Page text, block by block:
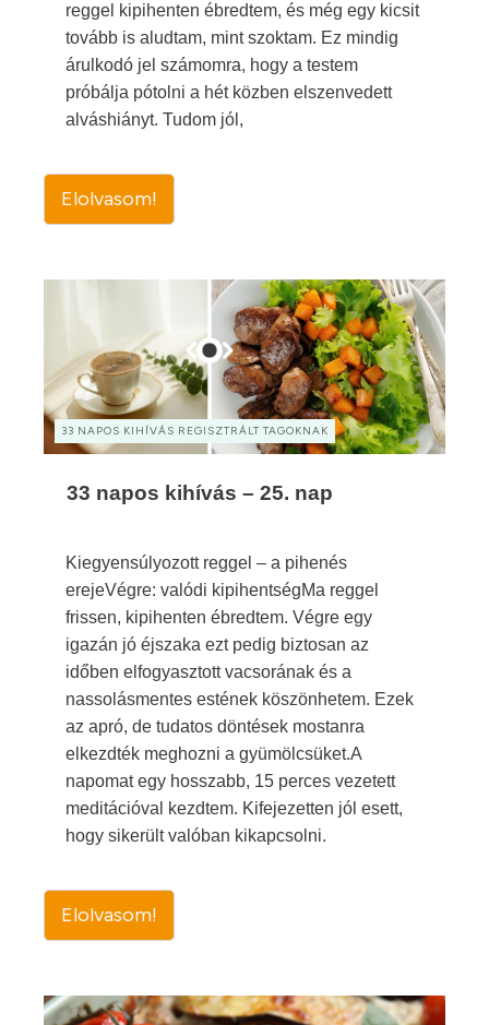
reggel kipihenten ébredtem, és még egy kicsit
tovább is aludtam, mint szoktam. Ez mindig
árulkodó jel számomra, hogy a testem
próbálja pótolni a hét közben elszenvedett
alváshiányt. Tudom jól,
Elolvasom!
33 NAPOS KIHÍVÁS REGISZTRÁLT TAGOKNAK
33 napos kihívás – 25. nap
Kiegyensúlyozott reggel – a pihenés
erejeVégre: valódi kipihentségMa reggel
frissen, kipihenten ébredtem. Végre egy
igazán jó éjszaka ezt pedig biztosan az
időben elfogyasztott vacsorának és a
nassolásmentes estének köszönhetem. Ezek
az apró, de tudatos döntések mostanra
elkezdték meghozni a gyümölcsüket.A
napomat egy hosszabb, 15 perces vezetett
meditációval kezdtem. Kifejezetten jól esett,
hogy sikerült valóban kikapcsolni.
Elolvasom!